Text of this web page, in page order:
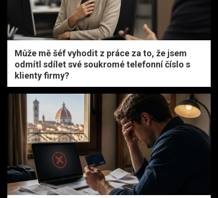
Může mě šéf vyhodit z práce za to, že jsem
odmítl sdílet své soukromé telefonní číslo s
klienty firmy?